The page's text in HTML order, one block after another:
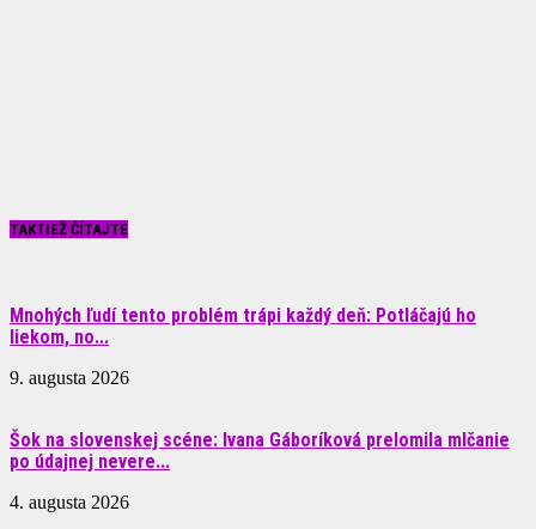
TAKTIEŽ ČÍTAJTE
Mnohých ľudí tento problém trápi každý deň: Potláčajú ho
liekom, no...
9. augusta 2026
Šok na slovenskej scéne: Ivana Gáboríková prelomila mlčanie
po údajnej nevere...
4. augusta 2026